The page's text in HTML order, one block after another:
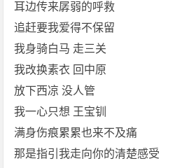
耳边传来孱弱的呼救
追赶要我爱得不保留
我身骑白马 走三关
我改换素衣 回中原
放下西凉 没人管
我一心只想 王宝钏
满身伤痕累累也来不及痛
那是指引我走向你的清楚感受